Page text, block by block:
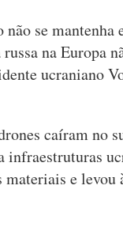
se mantenha
na Europa
ucraniano
caíram no
infraestruturas
e levou